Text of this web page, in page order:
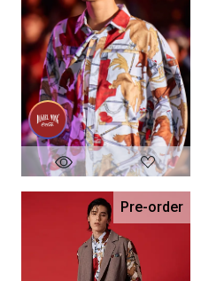
Pre-order